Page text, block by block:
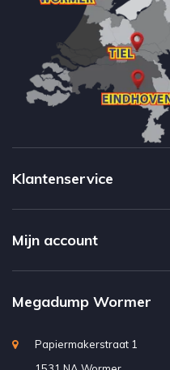
Klantenservice
Mijn account
Megadump Wormer
Papiermakerstraat 1